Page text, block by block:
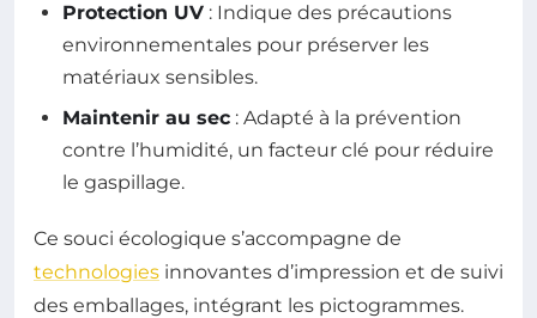
Protection UV : Indique des précautions
environnementales pour préserver les
matériaux sensibles.
Maintenir au sec : Adapté à la prévention
contre l’humidité, un facteur clé pour réduire
le gaspillage.
Ce souci écologique s’accompagne de
technologies innovantes d’impression et de suivi
des emballages, intégrant les pictogrammes.